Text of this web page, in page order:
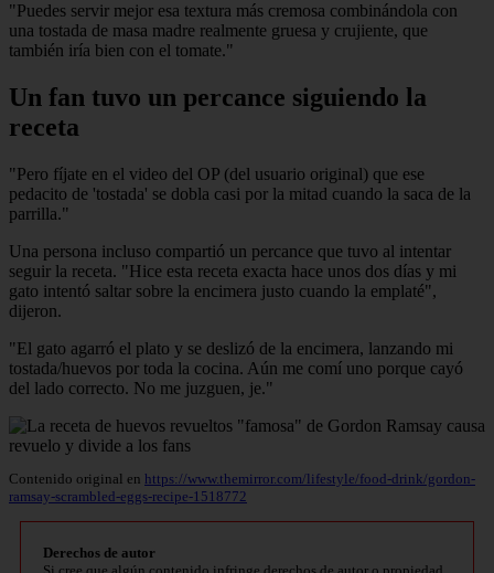
"Puedes servir mejor esa textura más cremosa combinándola con
una tostada de masa madre realmente gruesa y crujiente, que
también iría bien con el tomate."
Un fan tuvo un percance siguiendo la
receta
"Pero fíjate en el video del OP (del usuario original) que ese
pedacito de 'tostada' se dobla casi por la mitad cuando la saca de la
parrilla."
Una persona incluso compartió un percance que tuvo al intentar
seguir la receta. "Hice esta receta exacta hace unos dos días y mi
gato intentó saltar sobre la encimera justo cuando la emplaté",
dijeron.
"El gato agarró el plato y se deslizó de la encimera, lanzando mi
tostada/huevos por toda la cocina. Aún me comí uno porque cayó
del lado correcto. No me juzguen, je."
Contenido original en https://www.themirror.com/lifestyle/food-drink/gordon-
ramsay-scrambled-eggs-recipe-1518772
Derechos de autor